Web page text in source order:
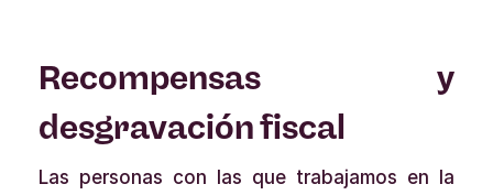
Recompensas y
desgravación fiscal
Las personas con las que trabajamos en la